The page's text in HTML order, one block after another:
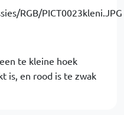
te kleine hoek
is, en rood is te zwak